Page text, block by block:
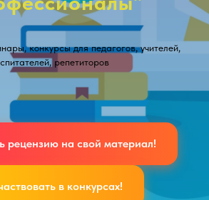
конкурсы для педагогов, учителей,
репетиторов
рецензию на свой материал!
в конкурсах!